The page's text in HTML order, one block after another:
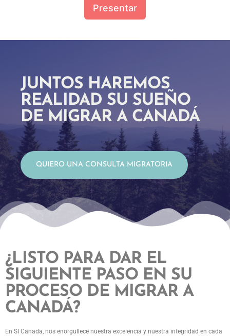
Presentar
JUNTOS HAREMOS
REALIDAD SU SUEÑO
DE MIGRAR A CANADÁ
QUIERO UNA CONSULTA MIGRATORIA
¿LISTO PARA DAR EL
SIGUIENTE PASO EN SU
PROCESO DE MIGRAR A
CANADÁ?
En SI Canada, nos enorgullece nuestra excelencia y nuestra integridad en cada